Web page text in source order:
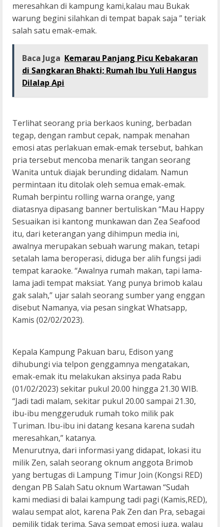
meresahkan di kampung kami,kalau mau Bukak
warung begini silahkan di tempat bapak saja ” teriak
salah satu emak-emak.
Baca Juga Kemarau Panjang Picu Kebakaran
di Sangkaran Bhakti; Rumah Ibu Yuli Hangus
Dilalap Api
Terlihat seorang pria berkaos kuning, berbadan
tegap, dengan rambut cepak, nampak menahan
emosi atas perlakuan emak-emak tersebut, bahkan
pria tersebut mencoba menarik tangan seorang
Wanita untuk diajak berunding didalam. Namun
permintaan itu ditolak oleh semua emak-emak.
Rumah berpintu rolling warna orange, yang
diatasnya dipasang banner bertuliskan “Mau Happy
Sesuaikan isi kantong munkawan dan Zea Seafood
itu, dari keterangan yang dihimpun media ini,
awalnya merupakan sebuah warung makan, tetapi
setalah lama beroperasi, diduga ber alih fungsi jadi
tempat karaoke. “Awalnya rumah makan, tapi lama-
lama jadi tempat maksiat. Yang punya brimob kalau
gak salah,” ujar salah seorang sumber yang enggan
disebut Namanya, via pesan singkat Whatsapp,
Kamis (02/02/2023).
Kepala Kampung Pakuan baru, Edison yang
dihubungi via telpon genggamnya mengatakan,
emak-emak itu melakukan aksinya pada Rabu
(01/02/2023) sekitar pukul 20.00 hingga 21.30 WIB.
“Jadi tadi malam, sekitar pukul 20.00 sampai 21.30,
ibu-ibu menggeruduk rumah toko milik pak
Turiman. Ibu-ibu ini datang kesana karena sudah
meresahkan,” katanya.
Menurutnya, dari informasi yang didapat, lokasi itu
milik Zen, salah seorang oknum anggota Brimob
yang bertugas di Lampung Timur Join (Kongsi RED)
dengan PB Salah Satu oknum Wartawan “Sudah
kami mediasi di balai kampung tadi pagi (Kamis,RED),
walau sempat alot, karena Pak Zen dan Pra, sebagai
pemilik tidak terima. Saya sempat emosi juga, walau